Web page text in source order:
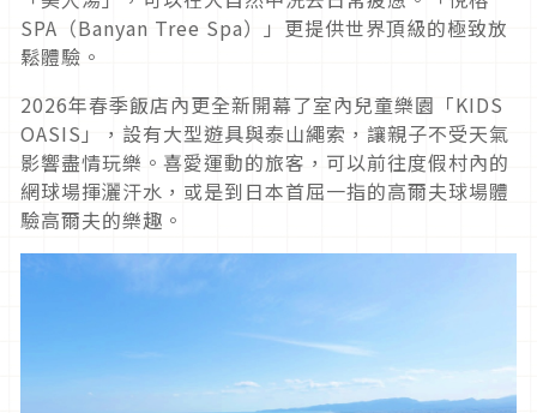
SPA（Banyan Tree Spa）」更提供世界頂級的極致放
鬆體驗。
2026年春季飯店內更全新開幕了室內兒童樂園「KIDS
OASIS」，設有大型遊具與泰山繩索，讓親子不受天氣
影響盡情玩樂。喜愛運動的旅客，可以前往度假村內的
網球場揮灑汗水，或是到日本首屈一指的高爾夫球場體
驗高爾夫的樂趣。